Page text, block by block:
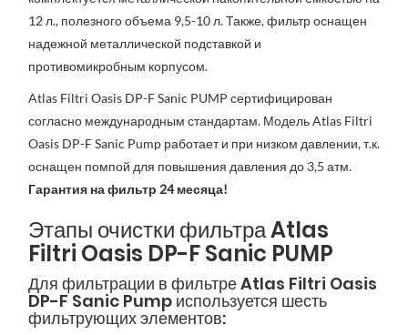
12 л., полезного объема 9,5-10 л. Также, фильтр оснащен
надежной металлической подставкой и
противомикробным корпусом.
Atlas Filtri Oasis DP-F Sanic PUMP сертифицирован
согласно международным стандартам. Модель Atlas Filtri
Oasis DP-F Sanic Pump работает и при низком давлении, т.к.
оснащен помпой для повышения давления до 3,5 атм.
Гарантия на фильтр 24 месяца!
Этапы очистки фильтра Atlas
Filtri Oasis DP-F Sanic PUMP
Для фильтрации в фильтре Atlas Filtri Oasis
DP-F Sanic Pump используется шесть
фильтрующих элементов: